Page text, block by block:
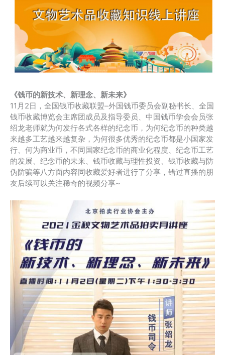
《钱币的新技术、新理念、新未来》
11月2日，全国钱币收藏联盟–外国钱币委员会副秘书长、全国
钱币收藏博览会主席团成员及指导委员、中国钱币学会会员张
绍龙老师就为何发行各式各样的纪念币，为何纪念币的种类越
来越多工艺越来越复杂，为何很多优秀的纪念币都是小国家发
行、何为商业币，不同国家纪念币的商业化程度、纪念币工艺
的发展、纪念币的未来、钱币收藏与理性投资、钱币收藏与防
伪防骗等八方面内容同收藏爱好者进行了分享，错过直播的朋
友后续可以关注稀奇的视频分享~